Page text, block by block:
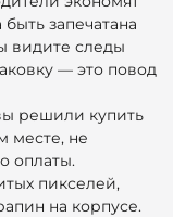
запечатана
видите следы
— это повод
решили купить
месте, не
оплаты.
пикселей,
на корпусе.